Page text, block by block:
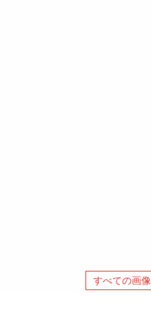
すべての画像